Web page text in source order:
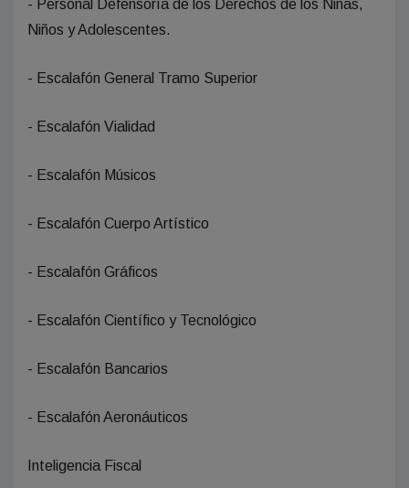
- Personal Defensoría de los Derechos de los Niñas,
Niños y Adolescentes.
- Escalafón General Tramo Superior
- Escalafón Vialidad
- Escalafón Músicos
- Escalafón Cuerpo Artístico
- Escalafón Gráficos
- Escalafón Científico y Tecnológico
- Escalafón Bancarios
- Escalafón Aeronáuticos
Inteligencia Fiscal